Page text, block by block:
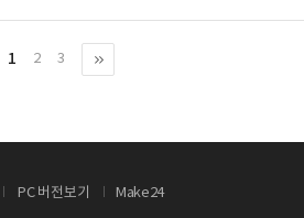
1 2 3
PC 버전보기 Make24